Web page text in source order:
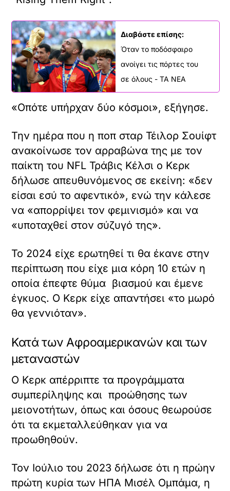
Διαβάστε επίσης:
Όταν το ποδόσφαιρο
ανοίγει τις πόρτες του
σε όλους - ΤΑ ΝΕΑ
«Οπότε υπήρχαν δύο κόσμοι», εξήγησε.
Την ημέρα που η ποπ σταρ Τέιλορ Σουίφτ
ανακοίνωσε τον αρραβώνα της με τον
παίκτη του NFL Τράβις Κέλσι ο Κερκ
δήλωσε απευθυνόμενος σε εκείνη: «δεν
είσαι εσύ το αφεντικό», ενώ την κάλεσε
να «απορρίψει τον φεμινισμό» και να
«υποταχθεί στον σύζυγό της».
Το 2024 είχε ερωτηθεί τι θα έκανε στην
περίπτωση που είχε μια κόρη 10 ετών η
οποία έπεφτε θύμα βιασμού και έμενε
έγκυος. Ο Κερκ είχε απαντήσει «το μωρό
θα γεννιόταν».
Κατά των Αφροαμερικανών και των
μεταναστών
Ο Κερκ απέρριπτε τα προγράμματα
συμπερίληψης και προώθησης των
μειονοτήτων, όπως και όσους θεωρούσε
ότι τα εκμεταλλεύθηκαν για να
προωθηθούν.
Τον Ιούλιο του 2023 δήλωσε ότι η πρώην
πρώτη κυρία των ΗΠΑ Μισέλ Ομπάμα, η